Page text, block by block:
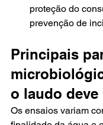
proteção do
prevenção de
Principais
o laudo deve
Os ensaios variam